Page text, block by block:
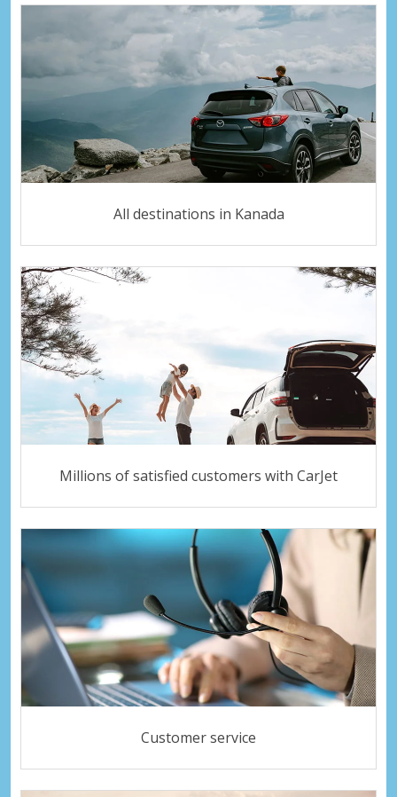
All destinations in Kanada
Millions of satisfied customers with CarJet
Customer service